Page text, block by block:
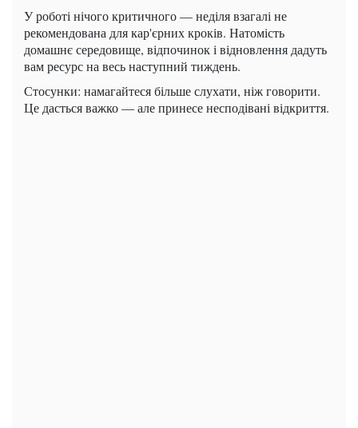
У роботі нічого критичного — неділя взагалі не
рекомендована для кар'єрних кроків. Натомість
домашнє середовище, відпочинок і відновлення дадуть
вам ресурс на весь наступний тиждень.
Стосунки: намагайтеся більше слухати, ніж говорити.
Це дасться важко — але принесе несподівані відкриття.